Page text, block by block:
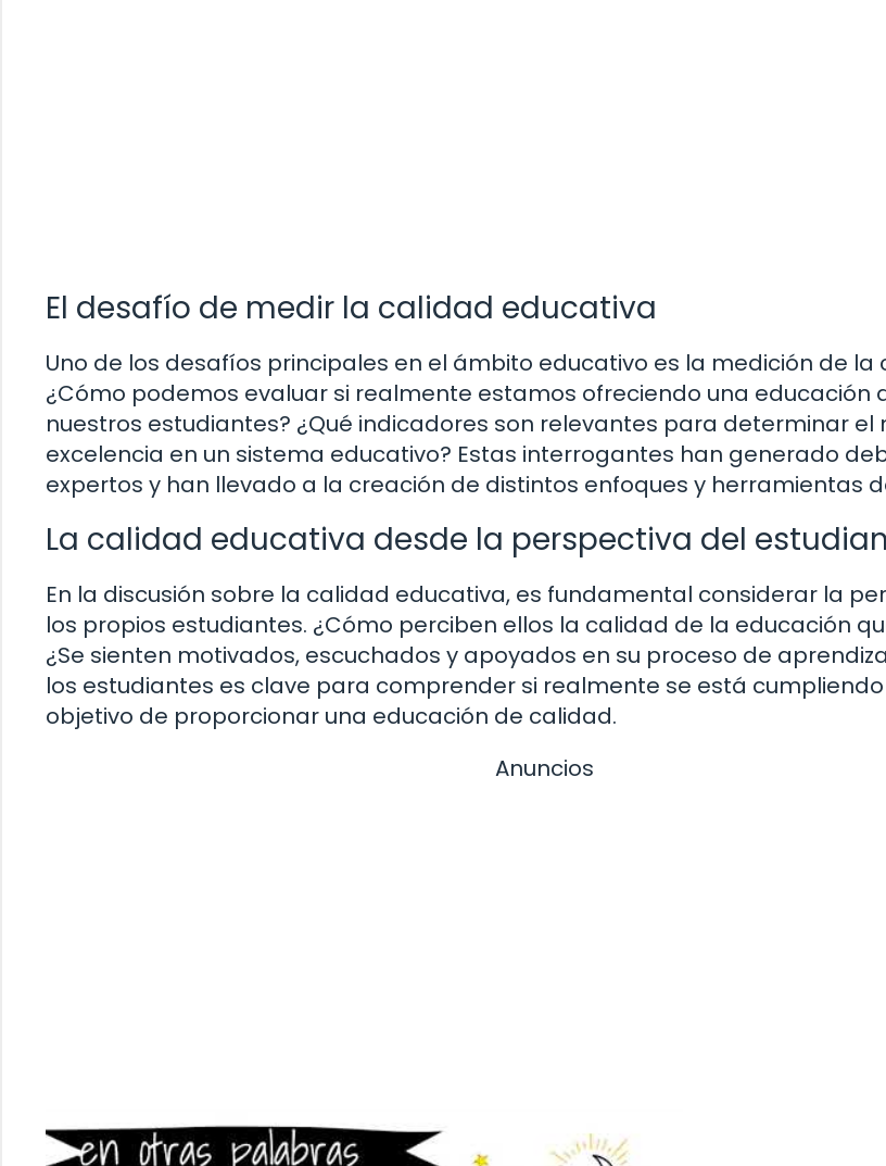
El desafío de medir la calidad educativa
Uno de los desafíos principales en el ámbito educativo es la medición de la
¿Cómo podemos evaluar si realmente estamos ofreciendo una educación
nuestros estudiantes? ¿Qué indicadores son relevantes para determinar el
excelencia en un sistema educativo? Estas interrogantes han generado
expertos y han llevado a la creación de distintos enfoques y herramientas
La calidad educativa desde la perspectiva del
En la discusión sobre la calidad educativa, es fundamental considerar la
los propios estudiantes. ¿Cómo perciben ellos la calidad de la educación
¿Se sienten motivados, escuchados y apoyados en su proceso de
los estudiantes es clave para comprender si realmente se está
objetivo de proporcionar una educación de calidad.
Anuncios